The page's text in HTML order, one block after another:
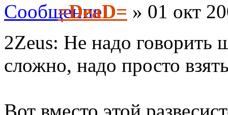
=DeaD= » 01 окт
2Zeus: Не надо говорить
сложно, надо просто